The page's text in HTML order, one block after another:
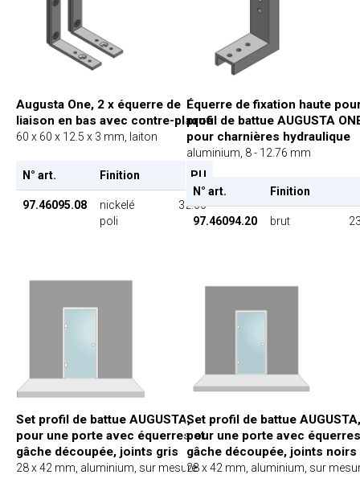
Augusta One, 2 x équerre de
liaison en bas avec contre-plaque
60 x 60 x 12.5 x 3 mm, laiton
N° art. Finition PU
97.46095.08
nickelé
poli
32.00
Équerre de fixation haute
profil de battue AUGUSTA
pour charnières hydraulique
aluminium, 8 - 12.76 mm
N° art. Finition
97.46094.20 brut
Set profil de battue AUGUSTA,
pour une porte avec équerres et
gâche découpée, joints gris
28 x 42 mm, aluminium, sur mesure
Set profil de battue AUGUSTA,
pour une porte avec
gâche découpée, joints noirs
28 x 42 mm, aluminium, sur